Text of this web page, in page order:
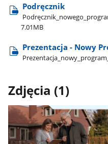
Podręcznik
7.01MB
Prezentacja - Nowy
Zdjęcia (1)